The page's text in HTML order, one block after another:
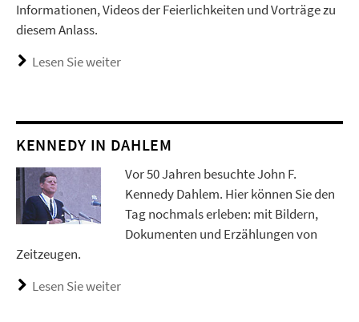
Informationen, Videos der Feierlichkeiten und Vorträge zu
diesem Anlass.
Lesen Sie weiter
KENNEDY IN DAHLEM
Vor 50 Jahren besuchte John F.
Kennedy Dahlem. Hier können Sie den
Tag nochmals erleben: mit Bildern,
Dokumenten und Erzählungen von
Zeitzeugen.
Lesen Sie weiter